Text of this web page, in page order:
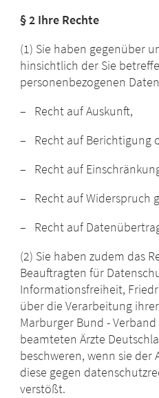
§ 2 Ihre Rechte
(1) Sie haben gegenüber
hinsichtlich der Sie
personenbezogenen
– Recht auf Auskunft,
– Recht auf Berichtigung
– Recht auf
– Recht auf Widerspruch
– Recht auf
(2) Sie haben zudem das
Beauftragten für
Informationsfreiheit,
über die Verarbeitung
Marburger Bund -
beamteten Ärzte
beschweren, wenn sie der
diese gegen
verstößt.